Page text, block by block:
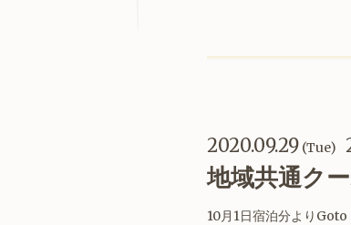
2020.09.29 (Tue)
地域共通ク
10月1日宿泊分よりGoto